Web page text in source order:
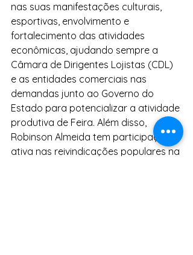
nas suas manifestações culturais,
esportivas, envolvimento e
fortalecimento das atividades
econômicas, ajudando sempre a
Câmara de Dirigentes Lojistas (CDL)
e as entidades comerciais nas
demandas junto ao Governo do
Estado para potencializar a atividade
produtiva de Feira. Além disso,
Robinson Almeida tem participação
ativa nas reivindicações populares na